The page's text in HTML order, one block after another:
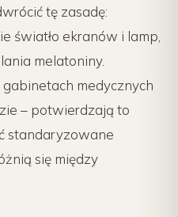
tę zasadę:
światło ekranów i lamp,
melatoniny.
medycznych
– potwierdzają to
standaryzowane
się między